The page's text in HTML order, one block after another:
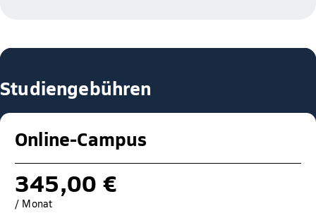
Studiengebühren
Online-Campus
345,00 €
/ Monat